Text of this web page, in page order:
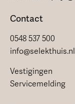
Contact
0548 537 500
info@selekthuis.nl
Vestigingen
Servicemelding